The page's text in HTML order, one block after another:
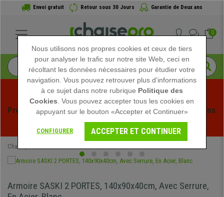
Envoi gratuit Retour sous 30 Jours Garantie de Deux ans
0
Profitez des soldes d'été chez Chaisepro ! Des réductions
exclusives pour une durée limitée - Voir l'offre
Chaisepro
Armoire SASKI 2 PORTES, 140x90x40cm, Avec Serrure,
Nous utilisons nos propres cookies et ceux de tiers
pour analyser le trafic sur notre site Web, ceci en
récoltant les données nécessaires pour étudier votre
navigation. Vous pouvez retrouver plus d'informations
à ce sujet dans notre rubrique Politique des
Cookies . Vous pouvez accepter tous les cookies en
appuyant sur le bouton «Accepter et Continuer»
CONFIGURER ACCEPTER ET CONTINUER